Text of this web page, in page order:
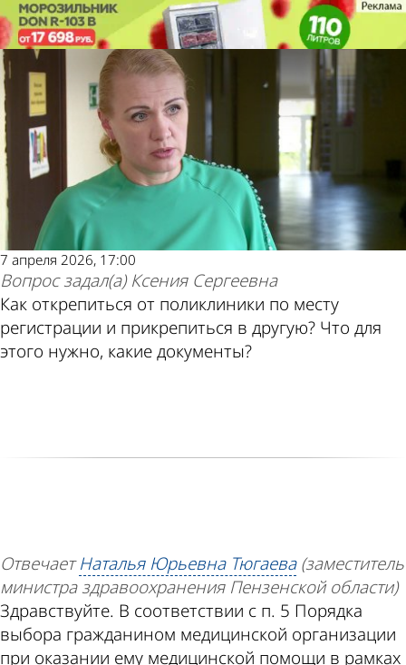
Как открепиться от поликлиники?
Здоровье
7 апреля 2026, 17:00
Вопрос задал(а)Ксения Сергеевна
Как открепиться от поликлиники по месту
регистрации и прикрепиться в другую? Что для
этого нужно, какие документы?
ОтвечаетНаталья Юрьевна Тюгаева(заместитель
министра здравоохранения Пензенской области)
Здравствуйте. В соответствии с п. 5 Порядка
выбора гражданином медицинской организации
при оказании ему медицинской помощи в рамках
Как открепиться от поликлиники?
Здоровье